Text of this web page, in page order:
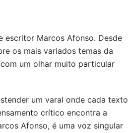
escritor Marcos Afonso. Desde
os mais variados temas da
um olhar muito particular
um varal onde cada texto
crítico encontra a
Afonso, é uma voz singular